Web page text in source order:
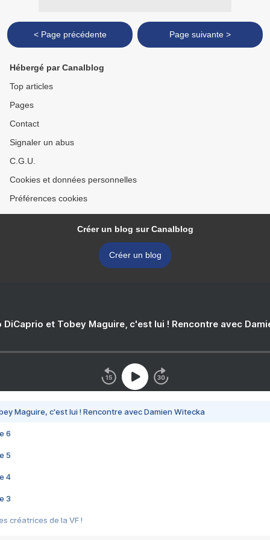
< Page précédente Page suivante >
Hébergé par Canalblog
Top articles
Pages
Contact
Signaler un abus
C.G.U.
Cookies et données personnelles
Préférences cookies
Créer un blog sur Canalblog
Créer un blog
DiCaprio et Tobey Maguire, c'est lui ! Rencontre avec
Maguire, c'est lui ! Rencontre avec Damien Witecka
6
5
4
3
créatrices de la VF !